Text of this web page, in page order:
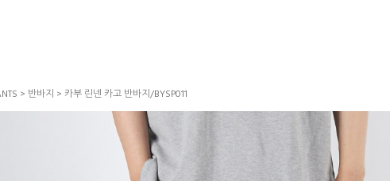
> 반바지 > 카부 린넨 카고 반바지/BYSP011